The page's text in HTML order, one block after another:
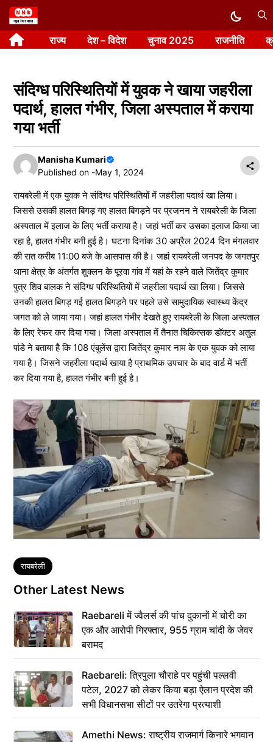
Skip
to
content राज्य देश – विदेश चुनाव 2025 राजनीति
संदिग्ध परिस्थितियों में युवक ने खाया जहरीला
पदार्थ, हालत गंभीर, जिला अस्पताल में कराया
गया भर्ती
Manisha Kumari
Published on -May 1, 2024
रायबरेली में एक युवक ने संदिग्ध परिस्थितियों में जहरीला पदार्थ खा लिया।
जिससे उसकी हालत बिगड़ गए हालत बिगड़ने पर प्रजनन ने रायबरेली के जिला
अस्पताल में इलाज के लिए भर्ती कराया है। जहां भर्ती कर उसका इलाज किया जा
रहा है, हालत गंभीर बनी हुई है। घटना दिनांक 30 अप्रैल 2024 दिन मंगलवार
की रात करीब 11:00 बजे के आसपास की है। जहां रायबरेली जनपद के जगतपुर
थाना क्षेत्र के अंतर्गत शुक्लन के पूरवा गांव में यहां के रहने वाले जितेंद्र कुमार
पुत्र शिव बालक ने संदिग्ध परिस्थितियों में जहरीला पदार्थ खा लिया। जिससे
उनकी हालत बिगड़ गई हालत बिगड़ने पर पहले उसे सामुदायिक स्वास्थ्य केंद्र
जगत को ले जाया गया। जहां हालत गंभीर देखते हुए रायबरेली के जिला अस्पताल
के लिए रेफर कर दिया गया। जिला अस्पताल में तैनात चिकित्सक डॉक्टर अतुल
पांडे ने बताया है कि 108 एंबुलेंस द्वारा जितेंद्र कुमार नाम के एक युवक को लाया
गया है। जिसने जहरीला पदार्थ खाया है प्राथमिक उपचार के बाद वार्ड में भर्ती
कर दिया गया है, हालत गंभीर बनी हुई है।
Tags
रायबरेली
Other Latest News
Raebareli में ज्वैलर्स की पांच दुकानों में चोरी का
एक और आरोपी गिरफ्तार, 955 ग्राम चांदी के जेवर
बरामद
Raebareli: त्रिपुला चौराहे पर पहुंची पल्लवी
पटेल, 2027 को लेकर किया बड़ा ऐलान प्रदेश की
सभी विधानसभा सीटों पर उतरेगा प्रत्याशी
Amethi News: राष्ट्रीय राजमार्ग किनारे भगवान